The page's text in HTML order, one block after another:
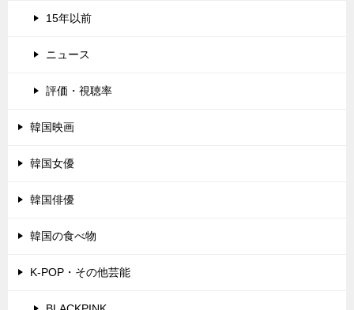
15年以前
ニュース
評価・視聴率
韓国映画
韓国女優
韓国俳優
韓国の食べ物
K-POP・その他芸能